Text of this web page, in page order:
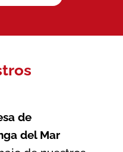
de
del Mar